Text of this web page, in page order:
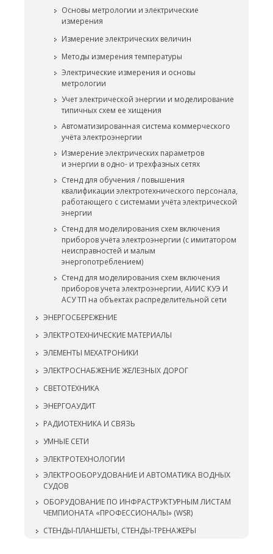
Основы метрологии и электрические
измерения
Измерение электрических величин
Методы измерения температуры
Электрические измерения и основы
метрологии
Учет электрической энергии и моделирование
типичных схем ее хищения
Автоматизированная система коммерческого
учёта электроэнергии
Измерение электрических параметров
и энергии в одно- и трехфазных сетях
Стенд для обучения / повышения
квалификации электротехнического персонала,
работающего с системами учёта электрической
энергии
Стенд для моделирования схем включения
приборов учёта электроэнергии (с имитатором
неисправностей и малым
энергопотреблением)
Стенд для моделирования схем включения
приборов учета электроэнергии, АИИС КУЭ И
АСУ ТП на объектах распределительной сети
ЭНЕРГОСБЕРЕЖЕНИЕ
ЭЛЕКТРОТЕХНИЧЕСКИЕ МАТЕРИАЛЫ
ЭЛЕМЕНТЫ МЕХАТРОНИКИ
ЭЛЕКТРОСНАБЖЕНИЕ ЖЕЛЕЗНЫХ ДОРОГ
СВЕТОТЕХНИКА
ЭНЕРГОАУДИТ
РАДИОТЕХНИКА И СВЯЗЬ
УМНЫЕ СЕТИ
ЭЛЕКТРОТЕХНОЛОГИИ
ЭЛЕКТРООБОРУДОВАНИЕ И АВТОМАТИКА ВОДНЫХ
СУДОВ
ОБОРУДОВАНИЕ ПО ИНФРАСТРУКТУРНЫМ ЛИСТАМ
ЧЕМПИОНАТА «ПРОФЕССИОНАЛЫ» (WSR)
СТЕНДЫ-ПЛАНШЕТЫ, СТЕНДЫ-ТРЕНАЖЕРЫ